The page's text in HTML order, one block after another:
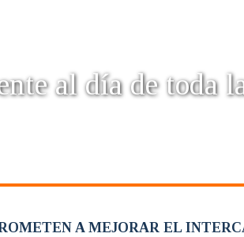
al día de toda
A MEJORAR EL